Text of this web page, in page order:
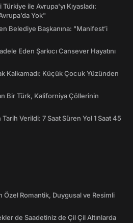
ile Avrupa'yı Kıyasladı:
Yok"
Belediye Başkanına: "Manifest’i
Eden Şarkıcı Cansever Hayatını
Kalkamadı: Küçük Çocuk Yüzünden
Bir Türk, Kaliforniya Çöllerinin
Verildi: 7 Saat Süren Yol 1 Saat 45
Özel Romantik, Duygusal ve Resimli
de Saadetiniz de Çil Çil Altınlarda